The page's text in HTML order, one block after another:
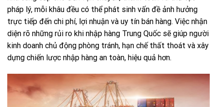
pháp lý, mỗi khâu đều có thể phát sinh vấn đề ảnh hưởng
trực tiếp đến chi phí, lợi nhuận và uy tín bán hàng. Việc nhận
diện rõ những rủi ro khi nhập hàng Trung Quốc sẽ giúp người
kinh doanh chủ động phòng tránh, hạn chế thất thoát và xây
dựng chiến lược nhập hàng an toàn, hiệu quả hơn.